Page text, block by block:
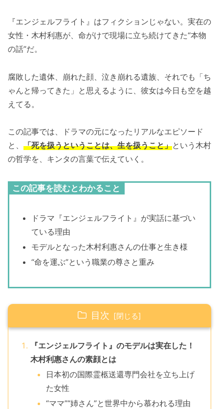
『エンジェルフライト』はフィクションじゃない。実在の
女性・木村利惠が、命がけで現場に立ち続けてきた“本物
の話”だ。
腐敗した遺体、崩れた顔、泣き崩れる遺族、それでも「ち
ゃんと帰ってきた」と思えるように、彼女は今日も空を越
えてる。
この記事では、ドラマの元になったリアルなエピソード
と、 「死を扱うということは、生を扱うこと」という木村
の哲学を、キンタの言葉で伝えていく。
この記事を読むとわかること
ドラマ『エンジェルフライト』が実話に基づい
ている理由
モデルとなった木村利惠さんの仕事と生き様
“命を運ぶ”という職業の尊さと重み
目次
『エンジェルフライト』のモデルは実在した！
木村利惠さんの素顔とは
日本初の国際霊柩送還専門会社を立ち上げ
た女性
“ママ”“姉さん”と世界中から慕われる理由